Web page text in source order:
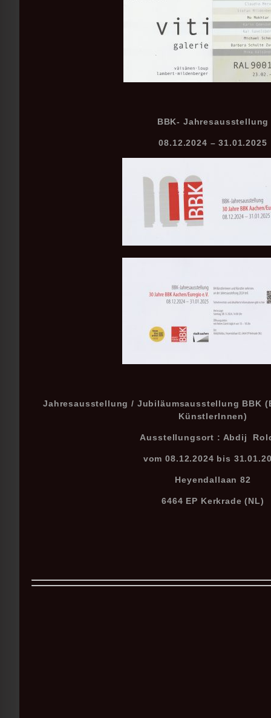
BBK- Jahresausstellung
08.12.2024 – 31.01.2025
Jahresausstellung / Jubiläumsausstellung BBK
KünstlerInnen)
Ausstellungsort : Abdij
vom 08.12.2024 bis
Heyendallaan 82
6464 EP Kerkrade (NL)